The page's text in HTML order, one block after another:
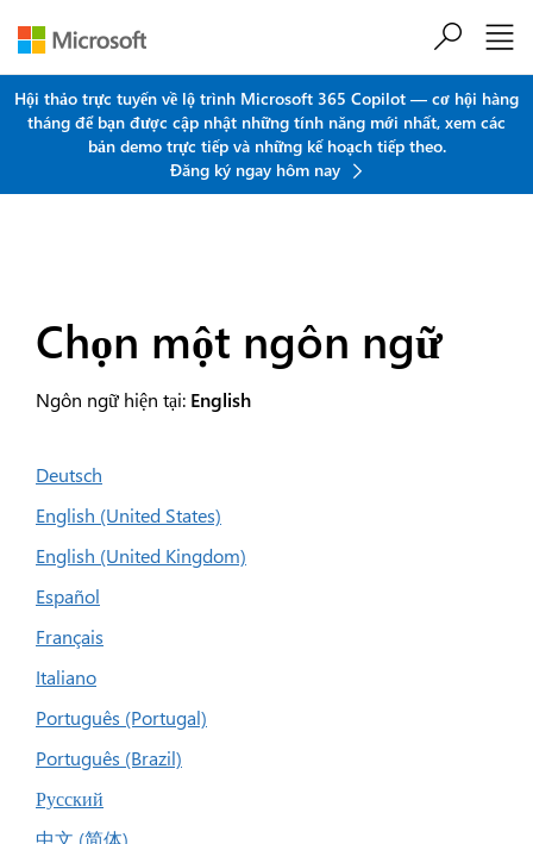
Hội thảo trực tuyến về lộ trình Microsoft 365 Copilot — cơ hội hàng
tháng để bạn được cập nhật những tính năng mới nhất, xem các
bản demo trực tiếp và những kế hoạch tiếp theo.
Đăng ký ngay hôm nay
Chọn một ngôn ngữ
Ngôn ngữ hiện tại: English
Deutsch
English (United States)
English (United Kingdom)
Español
Français
Italiano
Português (Portugal)
Português (Brazil)
Русский
中文 (简体)